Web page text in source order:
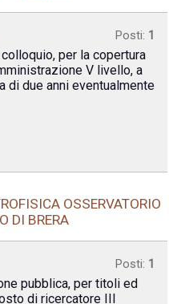
Posti: 1
per la copertura
V livello, a
di due anni eventualmente
OSSERVATORIO
DI BRERA
Posti: 1
pubblica, per titoli ed
di ricercatore III